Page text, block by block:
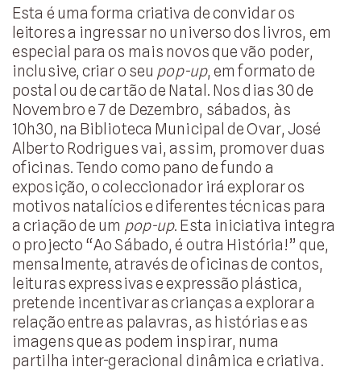
Esta é uma forma criativa de convidar os
leitores a ingressar no universo dos livros, em
especial para os mais novos que vão poder,
inclusive, criar o seu pop-up, em formato de
postal ou de cartão de Natal. Nos dias 30 de
Novembro e 7 de Dezembro, sábados, às
10h30, na Biblioteca Municipal de Ovar, José
Alberto Rodrigues vai, assim, promover duas
oficinas. Tendo como pano de fundo a
exposição, o coleccionador irá explorar os
motivos natalícios e diferentes técnicas para
a criação de um pop-up. Esta iniciativa integra
o projecto “Ao Sábado, é outra História!” que,
mensalmente, através de oficinas de contos,
leituras expressivas e expressão plástica,
pretende incentivar as crianças a explorar a
relação entre as palavras, as histórias e as
imagens que as podem inspirar, numa
partilha inter-geracional dinâmica e criativa.